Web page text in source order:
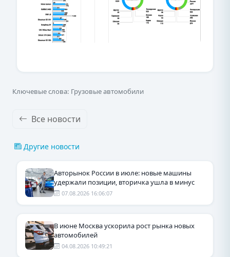
Ключевые слова: Грузовые автомобили
Все новости
Другие новости
Авторынок России в июле: новые машины
удержали позиции, вторичка ушла в минус
07.08.2026 16:06:07
В июне Москва ускорила рост рынка новых
автомобилей
04.08.2026 10:49:21